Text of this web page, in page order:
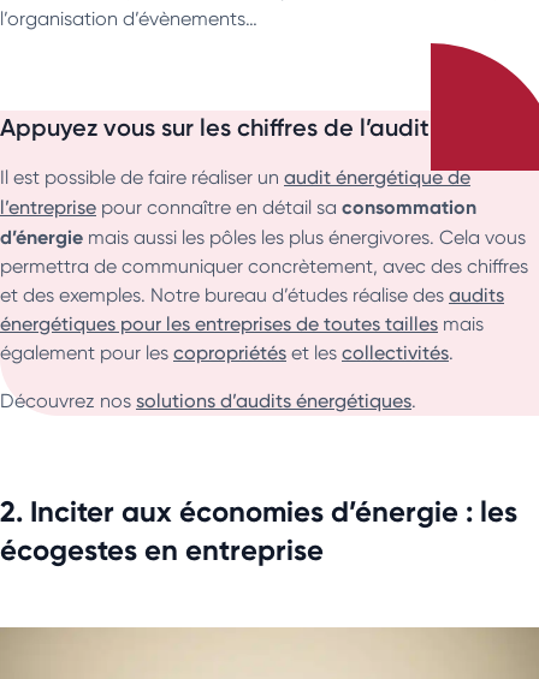
l’organisation d’évènements…
Appuyez vous sur les chiffres de l’audit
Il est possible de faire réaliser un audit énergétique de
l’entreprise pour connaître en détail sa consommation
d’énergie mais aussi les pôles les plus énergivores. Cela vous
permettra de communiquer concrètement, avec des chiffres
et des exemples. Notre bureau d’études réalise des audits
énergétiques pour les entreprises de toutes tailles mais
également pour les copropriétés et les collectivités.
Découvrez nos solutions d’audits énergétiques.
2. Inciter aux économies d’énergie : les
écogestes en entreprise